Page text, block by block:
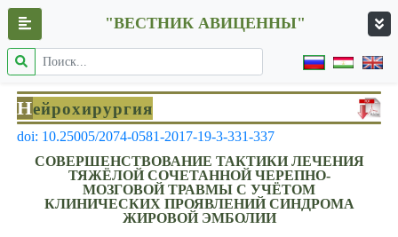
"ВЕСТНИК АВИЦЕННЫ"
Нейрохирургия
doi: 10.25005/2074-0581-2017-19-3-331-337
СОВЕРШЕНСТВОВАНИЕ ТАКТИКИ ЛЕЧЕНИЯ
ТЯЖЁЛОЙ СОЧЕТАННОЙ ЧЕРЕПНО-
МОЗГОВОЙ ТРАВМЫ С УЧЁТОМ
КЛИНИЧЕСКИХ ПРОЯВЛЕНИЙ СИНДРОМА
ЖИРОВОЙ ЭМБОЛИИ